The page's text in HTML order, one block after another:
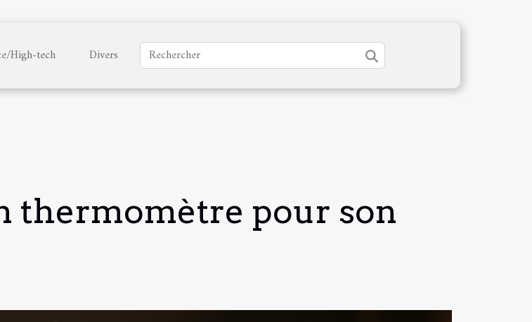
High-tech Divers
thermomètre pour son